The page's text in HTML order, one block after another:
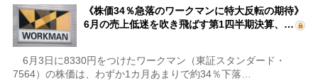
《株価34％急落のワークマンに特大反転の期待》
6月の売上低迷を吹き飛ばす第1四半期決算、…
6月3日に8330円をつけたワークマン（東証スタンダード・
7564）の株価は、わずか1カ月あまりで約34％下落…